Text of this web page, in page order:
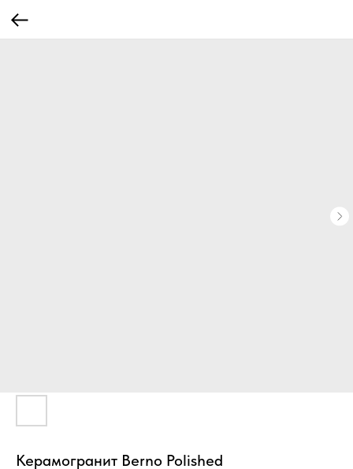
Керамогранит Berno Polished